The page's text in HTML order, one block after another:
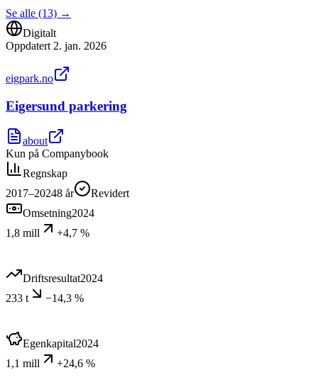
Se alle (13) →
Digitalt
Oppdatert 2. jan. 2026
eigpark.no
Eigersund parkering
about
Kun på Companybook
Regnskap
2017–20248 år
Revidert
Omsetning2024
1,8 mill
+4,7 %
Driftsresultat2024
233 t
−14,3 %
Egenkapital2024
1,1 mill
+24,6 %